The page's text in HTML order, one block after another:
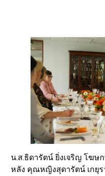
น.ส.ธิดารัตน์ ยิ่งเจริญ โฆษ
หลัง คุณหญิงสุดารัตน์ เกยุ